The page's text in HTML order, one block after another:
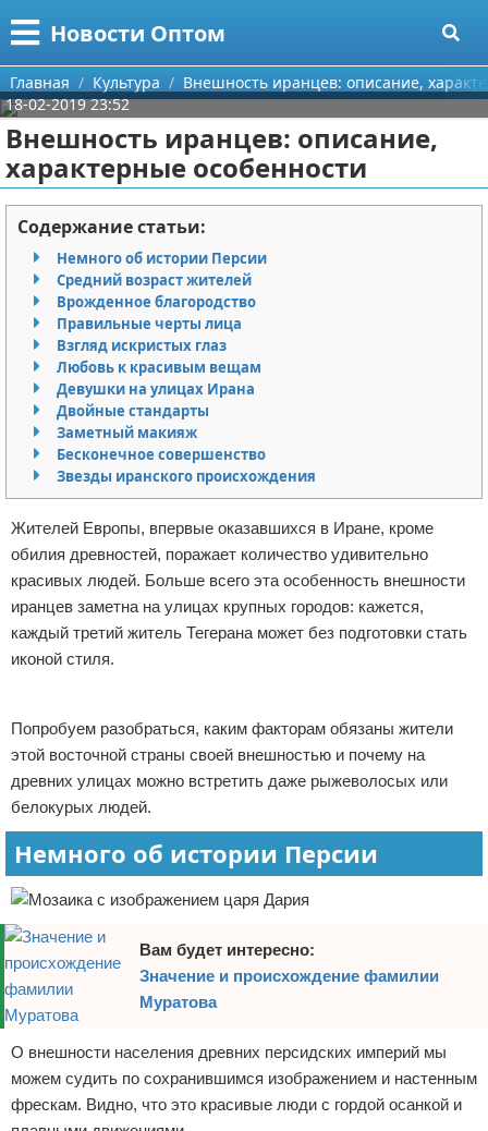
Новости Оптом
Меню
Главная
Категории
Информационные технологии
Автомобили
Знаменитости
Политика
Природа
Философия
Культура
Экономика
Разное
Поиск
О проекте
Контакты
Сотрудничество
Размещение рекламы
Для правообладателей
Условия предоставления информации
Отказ от ответственности
Главная Культура
Внешность иранцев: описание,
18-02-2019 23:52
Внешность иранцев: описание,
характерные особенности
Содержание статьи:
Немного об истории Персии
Средний возраст жителей
Врожденное благородство
Правильные черты лица
Взгляд искристых глаз
Любовь к красивым вещам
Девушки на улицах Ирана
Двойные стандарты
Заметный макияж
Бесконечное совершенство
Звезды иранского происхождения
Жителей Европы, впервые оказавшихся в Иране, кроме
обилия древностей, поражает количество удивительно
красивых людей. Больше всего эта особенность внешности
иранцев заметна на улицах крупных городов: кажется,
каждый третий житель Тегерана может без подготовки стать
иконой стиля.
Попробуем разобраться, каким факторам обязаны жители
этой восточной страны своей внешностью и почему на
древних улицах можно встретить даже рыжеволосых или
белокурых людей.
Немного об истории Персии
Вам будет интересно:
Значение и происхождение фамилии
Муратова
О внешности населения древних персидских империй мы
можем судить по сохранившимся изображением и настенным
фрескам. Видно, что это красивые люди с гордой осанкой и